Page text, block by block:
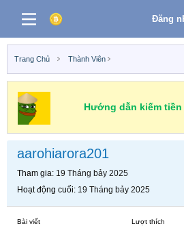
Đăng
Trang Chủ Thành Viên
Hướng dẫn kiếm
aarohiarora201
Tham gia 19 Tháng bảy 2025
Hoạt động cuối 19 Tháng bảy 2025
Bài viết Lượt thích